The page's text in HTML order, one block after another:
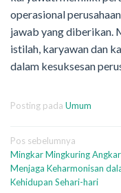
operasional
jawab yang diberikan.
istilah, karyawan dan
dalam kesuksesan
Posting pada Umum
Navigasi
pos
Pos sebelumnya
Mingkar Mingkuring
Menjaga Keharmonisan
Kehidupan Sehari-hari